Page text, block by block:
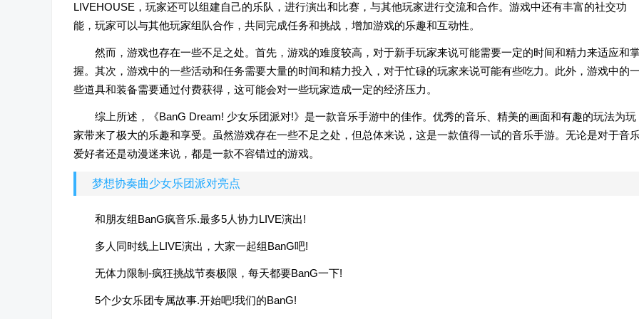
LIVEHOUSE，玩家还可以组建自己的乐队，进行演出和比赛，与其他玩家进行交流和合作。游戏中还有丰富的社交功
能，玩家可以与其他玩家组队合作，共同完成任务和挑战，增加游戏的乐趣和互动性。
然而，游戏也存在一些不足之处。首先，游戏的难度较高，对于新手玩家来说可能需要一定的时间和精力来适应和
握。其次，游戏中的一些活动和任务需要大量的时间和精力投入，对于忙碌的玩家来说可能有些吃力。此外，游戏中的一
些道具和装备需要通过付费获得，这可能会对一些玩家造成一定的经济压力。
综上所述，《BanG Dream! 少女乐团派对!》是一款音乐手游中的佳作。优秀的音乐、精美的画面和有趣的玩法为玩
家带来了极大的乐趣和享受。虽然游戏存在一些不足之处，但总体来说，这是一款值得一试的音乐手游。无论是对于音
爱好者还是动漫迷来说，都是一款不容错过的游戏。
梦想协奏曲少女乐团派对亮点
和朋友组BanG疯音乐.最多5人协力LIVE演出!
多人同时线上LIVE演出，大家一起组BanG吧!
无体力限制-疯狂挑战节奏极限，每天都要BanG一下!
5个少女乐团专属故事.开始吧!我们的BanG!